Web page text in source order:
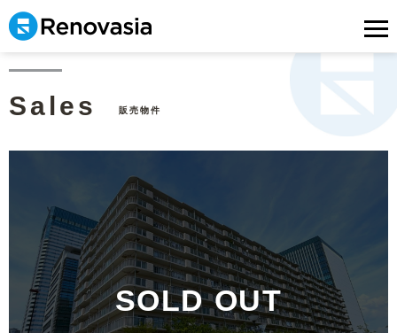
Sales 販売物件
SOLD OUT